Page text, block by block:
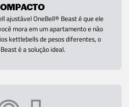
ajustável OneBell® Beast é que ele
mora em um apartamento e não
kettlebells de pesos diferentes, o
é a solução ideal.